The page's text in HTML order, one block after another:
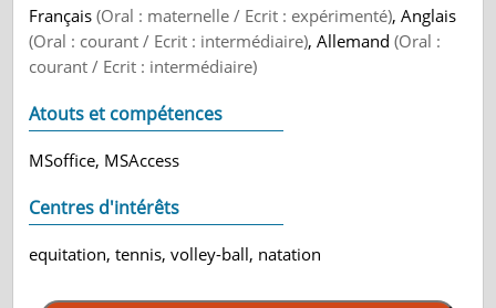
Français(Oral : maternelle / Ecrit : expérimenté), Anglais
(Oral : courant / Ecrit : intermédiaire), Allemand(Oral :
courant / Ecrit : intermédiaire)
Atouts et compétences
MSoffice, MSAccess
Centres d'intérêts
equitation, tennis, volley-ball, natation